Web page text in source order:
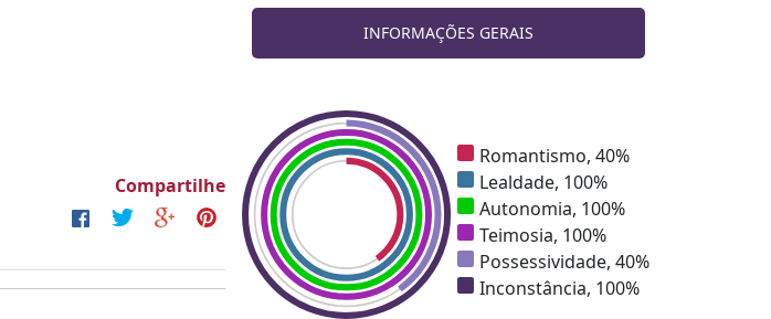
Compartilhe
INFORMAÇÕES GERAIS
Romantismo, 40%
Lealdade, 100%
Autonomia, 100%
Teimosia, 100%
Possessividade, 40%
Inconstância, 100%